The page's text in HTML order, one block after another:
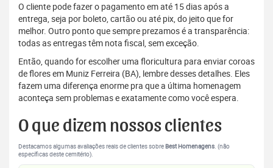
O cliente pode fazer o pagamento em até 15 dias após a
entrega, seja por boleto, cartão ou até pix, do jeito que for
melhor. Outro ponto que sempre prezamos é a transparência:
todas as entregas têm nota fiscal, sem exceção.
Então, quando for escolher uma floricultura para enviar coroas
de flores em Muniz Ferreira (BA), lembre desses detalhes. Eles
fazem uma diferença enorme pra que a última homenagem
aconteça sem problemas e exatamente como você espera.
O que dizem nossos clientes
Destacamos algumas avaliações reais de clientes sobre Best Homenagens. (não
específicas deste cemitério).